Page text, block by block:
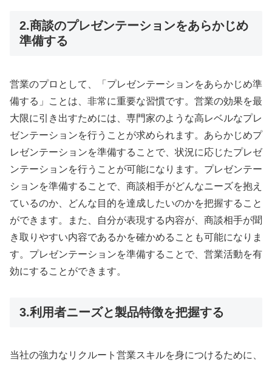
2.商談のプレゼンテーションをあらかじめ
準備する
営業のプロとして、「プレゼンテーションをあらかじめ準
備する」ことは、非常に重要な習慣です。営業の効果を最
大限に引き出すためには、専門家のような高レベルなプレ
ゼンテーションを行うことが求められます。あらかじめプ
レゼンテーションを準備することで、状況に応じたプレゼ
ンテーションを行うことが可能になります。プレゼンテー
ションを準備することで、商談相手がどんなニーズを抱え
ているのか、どんな目的を達成したいのかを把握すること
ができます。また、自分が表現する内容が、商談相手が聞
き取りやすい内容であるかを確かめることも可能になりま
す。プレゼンテーションを準備することで、営業活動を有
効にすることができます。
3.利用者ニーズと製品特徴を把握する
当社の強力なリクルート営業スキルを身につけるために、